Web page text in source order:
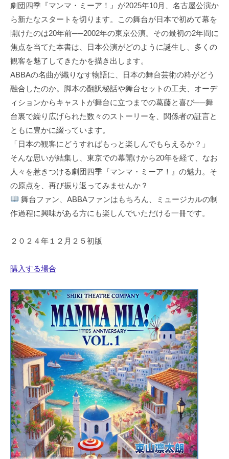
劇団四季『マンマ・ミーア！』が2025年10月、名古屋公演か
ら新たなスタートを切ります。この舞台が日本で初めて幕を
開けたのは20年前──2002年の東京公演。その最初の2年間に
焦点を当てた本書は、日本公演がどのように誕生し、多くの
観客を魅了してきたかを描き出します。
ABBAの名曲が織りなす物語に、日本の舞台芸術の粋がどう
融合したのか。脚本の翻訳秘話や舞台セットの工夫、オーデ
ィションからキャストが舞台に立つまでの葛藤と喜び──舞
台裏で繰り広げられた数々のストーリーを、関係者の証言と
ともに豊かに綴っています。
「日本の観客にどうすればもっと楽しんでもらえるか？」
そんな思いが結集し、東京での幕開けから20年を経て、なお
人々を惹きつける劇団四季『マンマ・ミーア！』の魅力。そ
の原点を、再び振り返ってみませんか？
舞台ファン、ABBAファンはもちろん、ミュージカルの制
作過程に興味がある方にも楽しんでいただける一冊です。
２０２４年１２月２５初版
購入する場合